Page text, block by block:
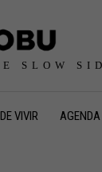
SLOW
VIVIR AGENDA